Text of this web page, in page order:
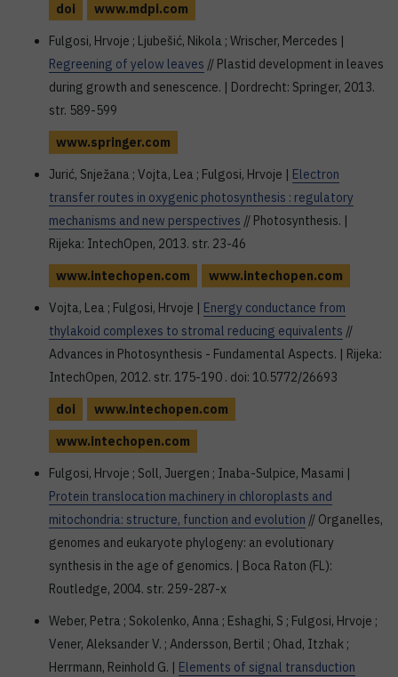
doi
www.mdpi.com
Fulgosi, Hrvoje ; Ljubešić, Nikola ; Wrischer, Mercedes |
Regreening of yelow leaves // Plastid development in leaves
during growth and senescence. | Dordrecht: Springer, 2013.
str. 589-599
www.springer.com
Jurić, Snježana ; Vojta, Lea ; Fulgosi, Hrvoje | Electron
transfer routes in oxygenic photosynthesis : regulatory
mechanisms and new perspectives // Photosynthesis. |
Rijeka: IntechOpen, 2013. str. 23-46
www.intechopen.com
www.intechopen.com
Vojta, Lea ; Fulgosi, Hrvoje | Energy conductance from
thylakoid complexes to stromal reducing equivalents //
Advances in Photosynthesis - Fundamental Aspects. | Rijeka:
IntechOpen, 2012. str. 175-190 . doi: 10.5772/26693
doi
www.intechopen.com
www.intechopen.com
Fulgosi, Hrvoje ; Soll, Juergen ; Inaba-Sulpice, Masami |
Protein translocation machinery in chloroplasts and
mitochondria: structure, function and evolution // Organelles,
genomes and eukaryote phylogeny: an evolutionary
synthesis in the age of genomics. | Boca Raton (FL):
Routledge, 2004. str. 259-287-x
Weber, Petra ; Sokolenko, Anna ; Eshaghi, S ; Fulgosi, Hrvoje ;
Vener, Aleksander V. ; Andersson, Bertil ; Ohad, Itzhak ;
Herrmann, Reinhold G. | Elements of signal transduction